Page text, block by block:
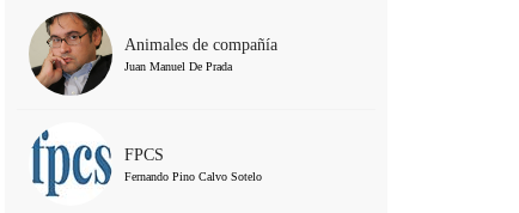
Animales de compañía
Juan Manuel De Prada
FPCS
Fernando Pino Calvo Sotelo